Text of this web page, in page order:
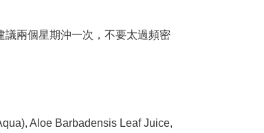
議兩個星期沖一次，不要太過頻密
Aloe Barbadensis Leaf Juice,